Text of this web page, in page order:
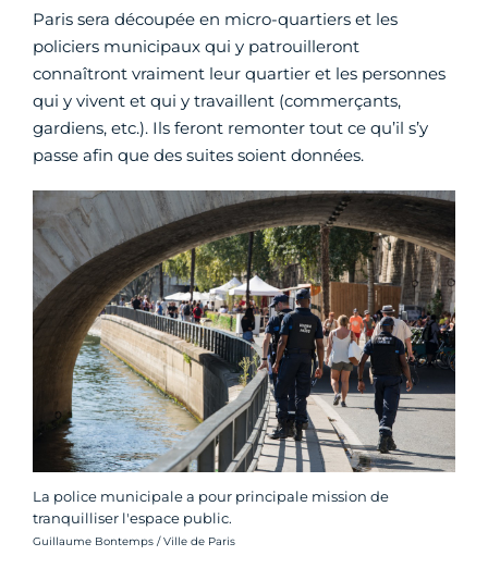
Paris sera découpée en micro-quartiers et les
policiers municipaux qui y patrouilleront
connaîtront vraiment leur quartier et les personnes
qui y vivent et qui y travaillent (commerçants,
gardiens, etc.). Ils feront remonter tout ce qu’il s’y
passe afin que des suites soient données.
La police municipale a pour principale mission de
tranquilliser l'espace public.
Crédit photo :
Guillaume Bontemps / Ville de Paris